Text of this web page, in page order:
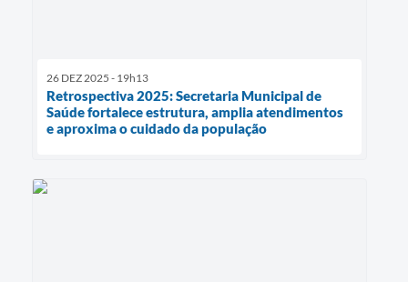
26 DEZ 2025 - 19h13
Retrospectiva 2025: Secretaria Municipal de
Saúde fortalece estrutura, amplia atendimentos
e aproxima o cuidado da população